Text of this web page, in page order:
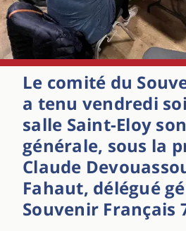
Le comité du
a tenu vendredi
salle Saint-Eloy
générale, sous la
Claude
Fahaut, délégué
Souvenir Français